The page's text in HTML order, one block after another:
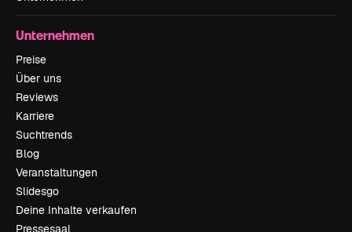
Unternehmen
Preise
Über uns
Reviews
Karriere
Suchtrends
Blog
Veranstaltungen
Slidesgo
Deine Inhalte verkaufen
Pressesaal